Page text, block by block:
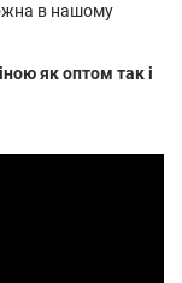
в нашому
як оптом так і